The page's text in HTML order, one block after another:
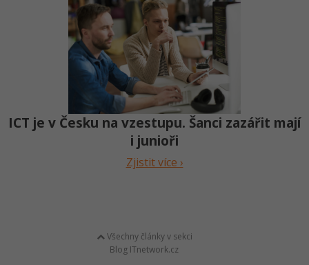
ICT je v Česku na vzestupu. Šanci zazářit mají
i junioři
Zjistit více ›
Všechny články v sekci
Blog ITnetwork.cz